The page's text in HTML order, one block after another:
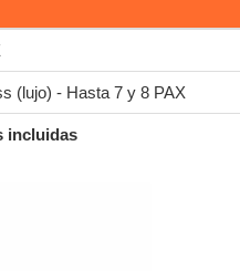
(lujo) - Hasta 7 y 8 PAX
incluidas